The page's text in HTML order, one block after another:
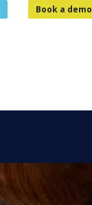
Book a demo